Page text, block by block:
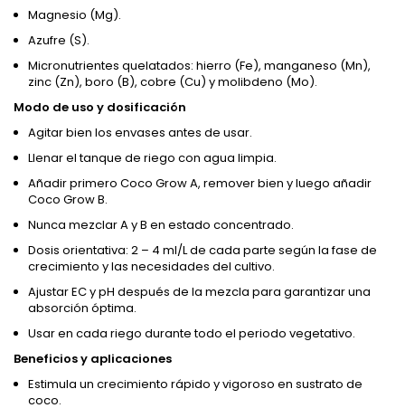
Magnesio (Mg).
Azufre (S).
Micronutrientes quelatados: hierro (Fe), manganeso (Mn),
zinc (Zn), boro (B), cobre (Cu) y molibdeno (Mo).
Modo de uso y dosificación
Agitar bien los envases antes de usar.
Llenar el tanque de riego con agua limpia.
Añadir primero Coco Grow A, remover bien y luego añadir
Coco Grow B.
Nunca mezclar A y B en estado concentrado.
Dosis orientativa: 2 – 4 ml/L de cada parte según la fase de
crecimiento y las necesidades del cultivo.
Ajustar EC y pH después de la mezcla para garantizar una
absorción óptima.
Usar en cada riego durante todo el periodo vegetativo.
Beneficios y aplicaciones
Estimula un crecimiento rápido y vigoroso en sustrato de
coco.